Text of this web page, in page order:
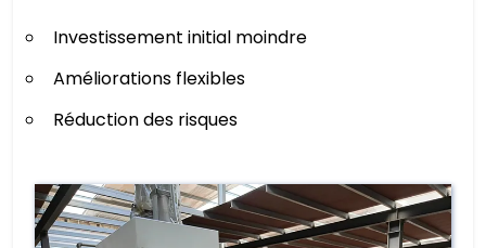
Investissement initial moindre
Améliorations flexibles
Réduction des risques